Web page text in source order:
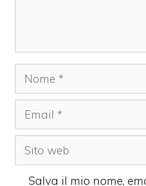
Nome
Email
Sito
web
Salva il mio nome,